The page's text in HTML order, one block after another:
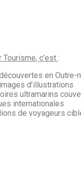
Tourisme, c’est :
en Outre-
d’illustrations
ultramarins
internationales
de voyageurs